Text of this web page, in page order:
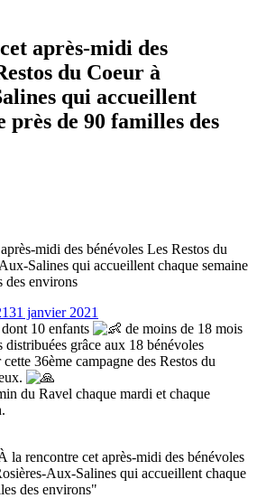
après-midi des
du Coeur à
qui accueillent
près de 90 familles des
midi des bénévoles Les Restos du
Salines qui accueillent chaque semaine
des environs
31 janvier 2021
10 enfants
de moins de 18 mois
distribuées grâce aux 18 bénévoles
36ème campagne des Restos du
du Ravel chaque mardi et chaque
la rencontre cet après-midi des bénévoles
Aux-Salines qui accueillent chaque
des environs"